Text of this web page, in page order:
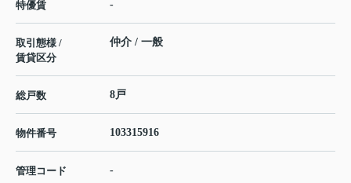
特優賃 -
取引態様 /
賃貸区分
仲介 / 一般
総戸数 8戸
物件番号 103315916
管理コード -